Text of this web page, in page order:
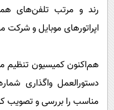
رند و مرتب تلفن‌های
اپراتورهای موبایل و شرکت
دستورالعمل واگذاری
مناسب را بررسی و تصویب